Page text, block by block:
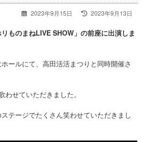
2023年9月15日
最
更
新
:
2023年9月13日
ものまねLIVE SHOW」の前座に出演しま
ールにて、高田活活まつりと同時開催さ
わせていただきました。
テージでたくさん笑わせていただきまし